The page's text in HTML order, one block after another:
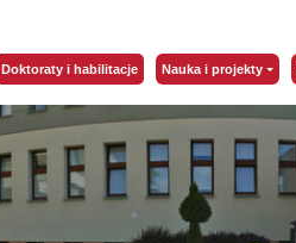
Doktoraty i habilitacje Nauka i projekty